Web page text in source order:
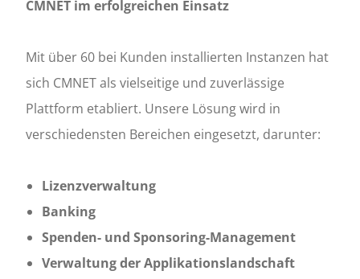
CMNET im erfolgreichen Einsatz
Mit über 60 bei Kunden installierten Instanzen hat
sich CMNET als vielseitige und zuverlässige
Plattform etabliert. Unsere Lösung wird in
verschiedensten Bereichen eingesetzt, darunter:
Lizenzverwaltung
Banking
Spenden- und Sponsoring-Management
Verwaltung der Applikationslandschaft